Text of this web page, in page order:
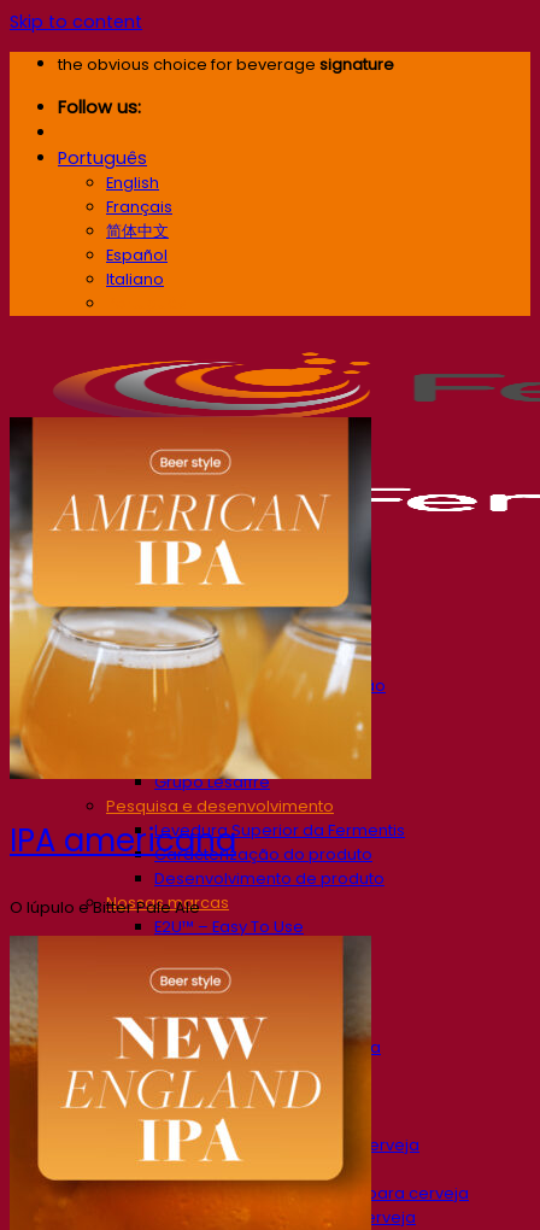
Skip to content
the obvious choice for beverage signature
Follow us:
Português
English
Français
简体中文
Español
Italiano
Nossa empresa
Sobre nós
Especialista em fermentação
O Campus Fermentis
Uma equipe apaixonada
Apoiando a criatividade
Grupo Lesaffre
Pesquisa e desenvolvimento
Levedura Superior da Fermentis
Caracterização do produto
Desenvolvimento de produto
Nossas marcas
E2U™ – Easy To Use
All In 1™
Fermentis Academy™
Outros serviços
Fabricação sob encomenda
Degustações de bebidas
Soluções de fermentação
Cerveja
Levedura seca ativa para cerveja
Bactérias
Auxiliares de fermentação para cerveja
Produtos funcionais para cerveja
IPA americana
O lúpulo e Bitter Pale Ale